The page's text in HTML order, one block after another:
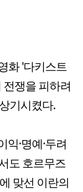
화 '다키스트
쟁을 피하려
기시켰다.
·명예·두려
도 호르무즈
맞선 이란의